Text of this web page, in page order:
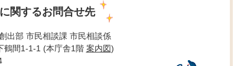
関するお問合せ先
出部 市民相談課 市民相談係
鶴間1-1-1 (本庁舎1階 案内図)